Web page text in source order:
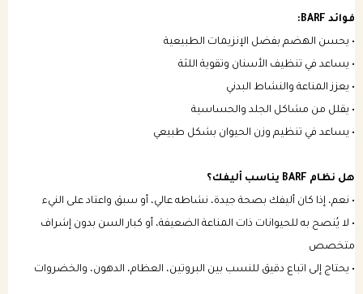
فوائد BARF:
• يحسن الهضم بفضل الإنزيمات الطبيعية
• يساعد في تنظيف الأسنان وتقوية اللثة
• يعزز المناعة والنشاط البدني
• يقلل من مشاكل الجلد والحساسية
• يساعد في تنظيم وزن الحيوان بشكل طبيعي
هل نظام BARF يناسب أليفك؟
• نعم، إذا كان أليفك بصحة جيدة، نشاطه عالي، أو سبق واعتاد على النيء
• لا يُنصح به للحيوانات ذات المناعة الضعيفة، أو كبار السن بدون إشراف
متخصص
• يحتاج إلى اتباع دقيق للنسب بين البروتين، العظام، الدهون، والخضروات